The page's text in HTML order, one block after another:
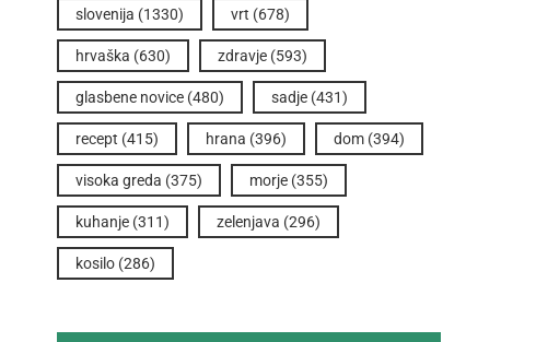
slovenija (1330) vrt (678)
hrvaška (630) zdravje (593)
glasbene novice (480) sadje (431)
recept (415) hrana (396) dom (394)
visoka greda (375) morje (355)
kuhanje (311) zelenjava (296)
kosilo (286)